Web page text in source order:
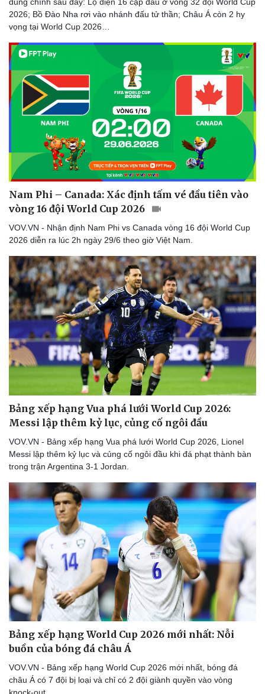
dung chính sau đây: Lộ diện 16 cặp đấu ở vòng 32 đội World Cup
2026; Bồ Đào Nha rơi vào nhánh đấu tử thần; Châu Á còn 2 hy
vọng tại World Cup 2026…
Nam Phi – Canada: Xác định tấm vé đầu tiên vào
vòng 16 đội World Cup 2026
VOV.VN - Nhận định Nam Phi vs Canada vòng 16 đội World Cup
2026 diễn ra lúc 2h ngày 29/6 theo giờ Việt Nam.
Bảng xếp hạng Vua phá lưới World Cup 2026:
Messi lập thêm kỷ lục, củng cố ngôi đầu
VOV.VN - Bảng xếp hạng Vua phá lưới World Cup 2026, Lionel
Messi lập thêm kỷ lục và củng cố ngôi đầu khi đá phạt thành bàn
trong trận Argentina 3-1 Jordan.
Bảng xếp hạng World Cup 2026 mới nhất: Nỗi
buồn của bóng đá châu Á
VOV.VN - Bảng xếp hạng World Cup 2026 mới nhất, bóng đá
châu Á có 7 đội bị loại và chỉ có 2 đội giành quyền vào vòng
knock-out.